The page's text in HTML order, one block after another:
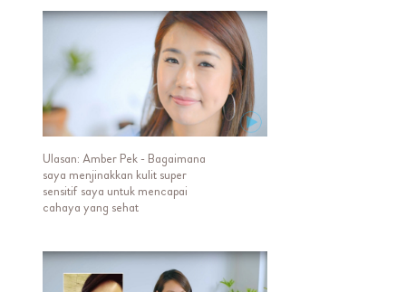
Ulasan: Amber Pek - Bagaimana
saya menjinakkan kulit super
sensitif saya untuk mencapai
cahaya yang sehat